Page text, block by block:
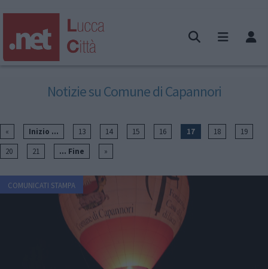
Notizie su Comune di Capannori
« Inizio ... 13 14 15 16 17 18
19
20
21 ... Fine »
COMUNICATI STAMPA